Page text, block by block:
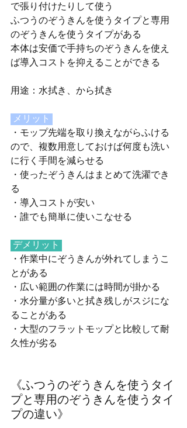
で張り付けたりして使う
ふつうのぞうきんを使うタイプと専用
のぞうきんを使うタイプがある
本体は安価で手持ちのぞうきんを使え
ば導入コストを抑えることができる
用途：水拭き、から拭き
メリット
・モップ先端を取り換えながらふける
ので、複数用意しておけば何度も洗い
に行く手間を減らせる
・使ったぞうきんはまとめて洗濯でき
る
・導入コストが安い
・誰でも簡単に使いこなせる
デメリット
・作業中にぞうきんが外れてしまうこ
とがある
・広い範囲の作業には時間が掛かる
・水分量が多いと拭き残しがスジにな
ることがある
・大型のフラットモップと比較して耐
久性が劣る
《ふつうのぞうきんを使うタイ
プと専用のぞうきんを使うタイ
プの違い》